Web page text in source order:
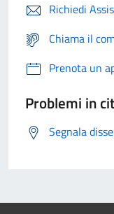
Richiedi
Chiama il
Prenota un
Problemi in
Segnala